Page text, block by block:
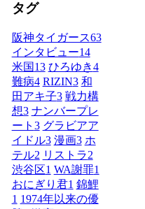
タグ
阪神タイガース63
インタビュー14
米国13 ひろゆき4
難病4 RIZIN3 和
田アキ子3 戦力構
想3 ナンバープレ
ート 3 グラビアア
イドル3 漫画3 ホ
テル2 リストラ2
渋谷区1 WA謝罪1
おにぎり君1 錦鯉
1 1974年以来の優